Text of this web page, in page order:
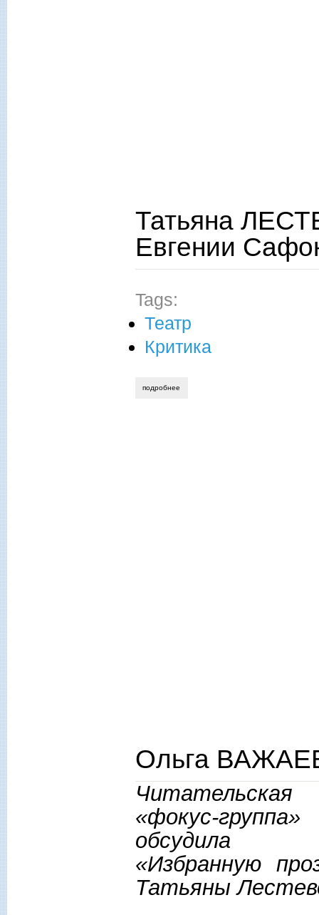
Татьяна
Евгении
Tags:
Театр
Критика
подробнее
Ольга
Читательская
«фокус-группа»
обсудила
«Избранную
Татьяны